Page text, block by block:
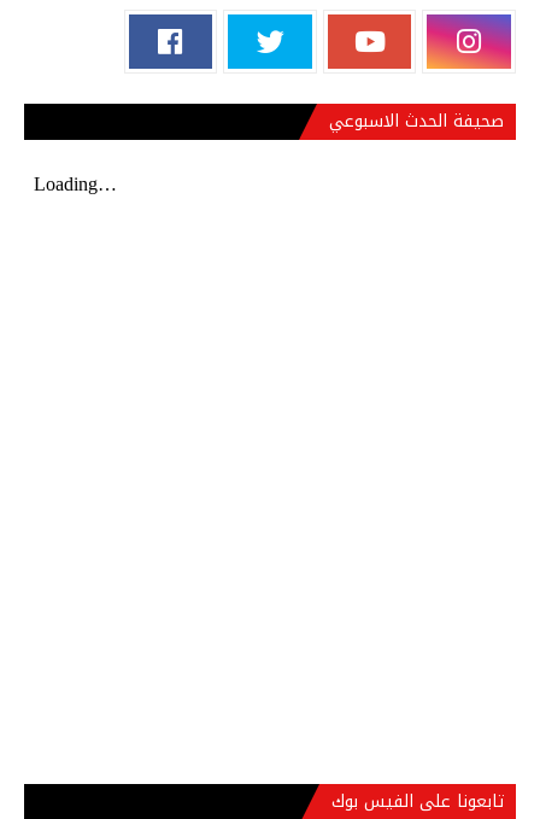
صحيفة الحدث الاسبوعي
تابعونا على الفيس بوك